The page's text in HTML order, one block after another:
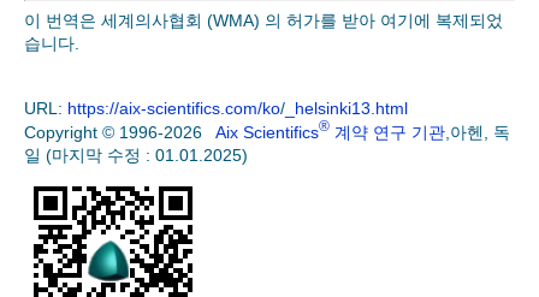
이 번역은 세계의사협회 (WMA) 의 허가를 받아 여기에 복제되었
습니다.
URL: https://aix-scientifics.com/ko/ _helsinki13.html
Copyright © 1996-2026 Aix Scientifics® 계약 연구 기관 ,아헨, 독
일 (마지막 수정 : 01.01.2025)